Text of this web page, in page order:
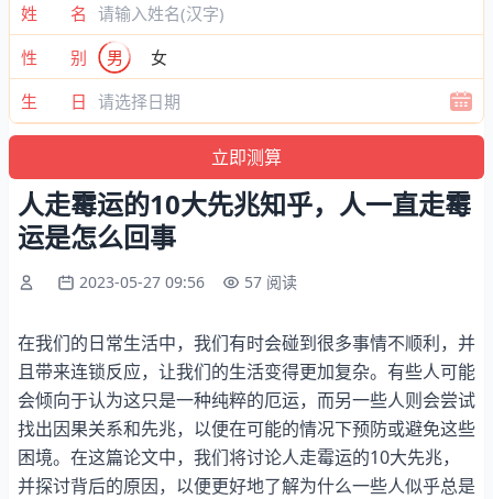
姓 名
性 别
男
女
生 日
人走霉运的10大先兆知乎，人一直走霉
运是怎么回事
2023-05-27 09:56 57 阅读
在我们的日常生活中，我们有时会碰到很多事情不顺利，并
且带来连锁反应，让我们的生活变得更加复杂。有些人可能
会倾向于认为这只是一种纯粹的厄运，而另一些人则会尝试
找出因果关系和先兆，以便在可能的情况下预防或避免这些
困境。在这篇论文中，我们将讨论人走霉运的10大先兆，
并探讨背后的原因，以便更好地了解为什么一些人似乎总是